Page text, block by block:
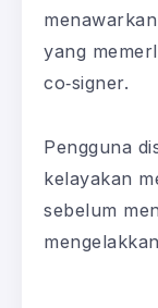
yang
co‑signer.
Pengguna
kelayakan
sebelum